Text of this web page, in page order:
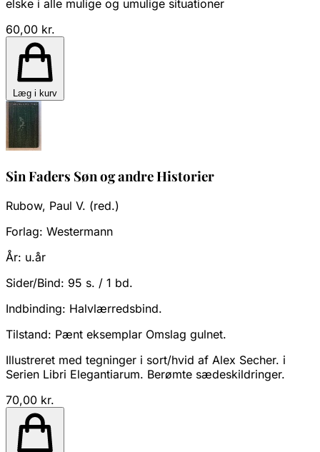
elske i alle mulige og umulige situationer
60,00 kr.
Læg i kurv
Sin Faders Søn og andre Historier
Rubow, Paul V. (red.)
Forlag: Westermann
År: u.år
Sider/Bind: 95 s. / 1 bd.
Indbinding: Halvlærredsbind.
Tilstand: Pænt eksemplar Omslag gulnet.
Illustreret med tegninger i sort/hvid af Alex Secher. i
Serien Libri Elegantiarum. Berømte sædeskildringer.
70,00 kr.